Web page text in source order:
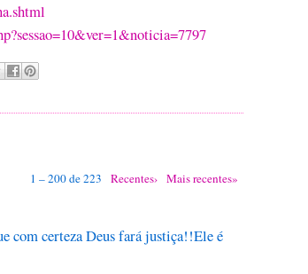
1 – 200 de 223 Recentes› Mais recentes»
com certeza Deus fará justiça!!Ele é